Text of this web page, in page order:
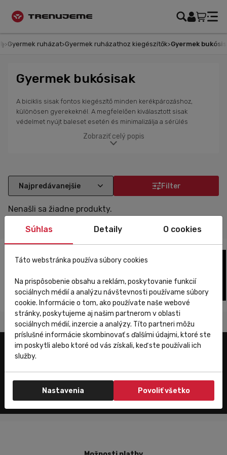
Gyermek ruházat Gyermek ruházathoz kiegészítők Gyermek
Gyermek bukósisak
A biciklis sisak fontos kiegészítő minden kerékpározáshoz,
különösen gyerekeknél. A megfelelően kiválasztott sisak
védelmet nyújt baleset esetén és minimalizálja a sérülés
kockázatát. Webáruházunkban modern dizájnokkal rendelkező
gyerek és junior sisakokat találsz, vidám színekkel és
biztonságosabb kerékpározásért. Segítenek csillapítani az út
kerékpáros mezekből, nadrágokból, dzsekikből és kiegészítőkből
Zobraziť celý popis
Filter
Nenašli sa žiadne produkty.
Zákaznícky servis
Súhlas Detaily O cookies
Táto webstránka používa súbory cookies
Na prispôsobenie obsahu a reklám, poskytovanie funkcií
sociálnych médií a analýzu návštevnosti používame súbory
cookie. Informácie o tom, ako používate naše webové
stránky, poskytujeme aj našim partnerom v oblasti
sociálnych médií, inzercie a analýzy. Títo partneri môžu
príslušné informácie skombinovať s ďalšími údajmi, ktoré ste
im poskytli alebo ktoré od vás získali, keď ste používali ich
služby.
Nastavenia Povoliť všetko